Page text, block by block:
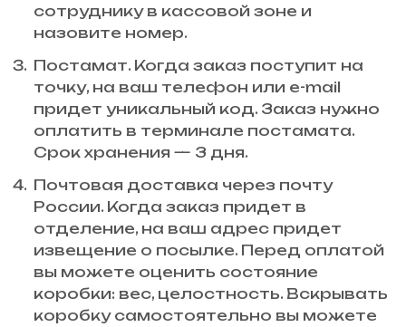
сотруднику в кассовой зоне и
назовите номер.
Постамат. Когда заказ поступит на
точку, на ваш телефон или e-mail
придет уникальный код. Заказ нужно
оплатить в терминале постамата.
Срок хранения — 3 дня.
Почтовая доставка через почту
России. Когда заказ придет в
отделение, на ваш адрес придет
извещение о посылке. Перед оплатой
вы можете оценить состояние
коробки: вес, целостность. Вскрывать
коробку самостоятельно вы можете